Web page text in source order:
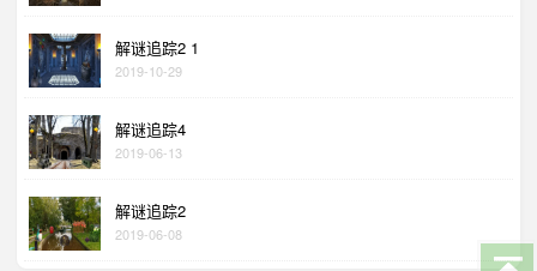
解谜追踪2 1
2019-10-29
解谜追踪4
2019-06-13
解谜追踪2
2019-06-08